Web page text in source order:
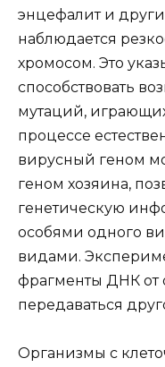
энцефалит и
наблюдается
хромосом. Это
способствовать
мутаций,
процессе
вирусный геном
геном хозяина,
генетическую
особями одного
видами.
фрагменты ДНК от
передаваться
Организмы с